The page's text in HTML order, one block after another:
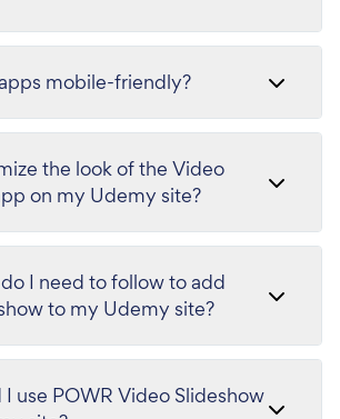
mobile-friendly?
the look of the Video
on my Udemy site?
I need to follow to add
to my Udemy site?
use POWR Video Slideshow